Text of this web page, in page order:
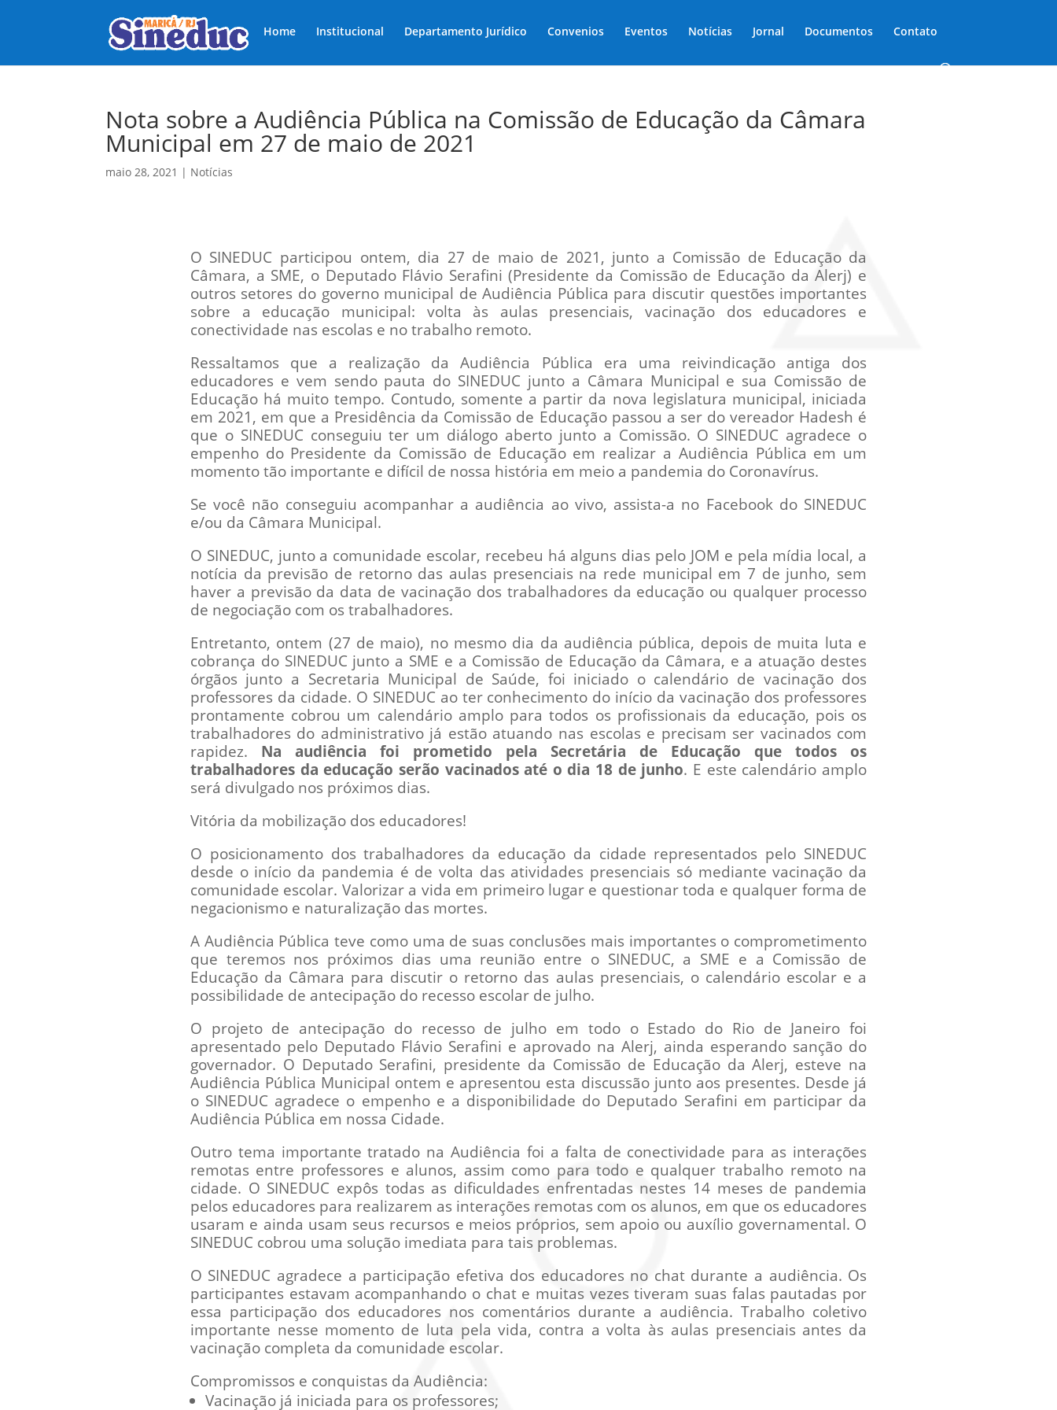
Home Institucional Departamento Jurídico Convenios Eventos Notícias Jornal Documentos Contato
Nota sobre a Audiência Pública na Comissão de Educação da Câmara
Municipal em 27 de maio de 2021
maio 28, 2021 | Notícias
O SINEDUC participou ontem, dia 27 de maio de 2021, junto a Comissão de Educação da
Câmara, a SME, o Deputado Flávio Serafini (Presidente da Comissão de Educação da Alerj) e
outros setores do governo municipal de Audiência Pública para discutir questões importantes
sobre a educação municipal: volta às aulas presenciais, vacinação dos educadores e
conectividade nas escolas e no trabalho remoto.
Ressaltamos que a realização da Audiência Pública era uma reivindicação antiga dos
educadores e vem sendo pauta do SINEDUC junto a Câmara Municipal e sua Comissão de
Educação há muito tempo. Contudo, somente a partir da nova legislatura municipal, iniciada
em 2021, em que a Presidência da Comissão de Educação passou a ser do vereador Hadesh é
que o SINEDUC conseguiu ter um diálogo aberto junto a Comissão. O SINEDUC agradece o
empenho do Presidente da Comissão de Educação em realizar a Audiência Pública em um
momento tão importante e difícil de nossa história em meio a pandemia do Coronavírus.
Se você não conseguiu acompanhar a audiência ao vivo, assista-a no Facebook do SINEDUC
e/ou da Câmara Municipal.
O SINEDUC, junto a comunidade escolar, recebeu há alguns dias pelo JOM e pela mídia local, a
notícia da previsão de retorno das aulas presenciais na rede municipal em 7 de junho, sem
haver a previsão da data de vacinação dos trabalhadores da educação ou qualquer processo
de negociação com os trabalhadores.
Entretanto, ontem (27 de maio), no mesmo dia da audiência pública, depois de muita luta e
cobrança do SINEDUC junto a SME e a Comissão de Educação da Câmara, e a atuação destes
órgãos junto a Secretaria Municipal de Saúde, foi iniciado o calendário de vacinação dos
professores da cidade. O SINEDUC ao ter conhecimento do início da vacinação dos professores
prontamente cobrou um calendário amplo para todos os profissionais da educação, pois os
trabalhadores do administrativo já estão atuando nas escolas e precisam ser vacinados com
rapidez. Na audiência foi prometido pela Secretária de Educação que todos os
trabalhadores da educação serão vacinados até o dia 18 de junho. E este calendário amplo
será divulgado nos próximos dias.
Vitória da mobilização dos educadores!
O posicionamento dos trabalhadores da educação da cidade representados pelo SINEDUC
desde o início da pandemia é de volta das atividades presenciais só mediante vacinação da
comunidade escolar. Valorizar a vida em primeiro lugar e questionar toda e qualquer forma de
negacionismo e naturalização das mortes.
A Audiência Pública teve como uma de suas conclusões mais importantes o comprometimento
que teremos nos próximos dias uma reunião entre o SINEDUC, a SME e a Comissão de
Educação da Câmara para discutir o retorno das aulas presenciais, o calendário escolar e a
possibilidade de antecipação do recesso escolar de julho.
O projeto de antecipação do recesso de julho em todo o Estado do Rio de Janeiro foi
apresentado pelo Deputado Flávio Serafini e aprovado na Alerj, ainda esperando sanção do
governador. O Deputado Serafini, presidente da Comissão de Educação da Alerj, esteve na
Audiência Pública Municipal ontem e apresentou esta discussão junto aos presentes. Desde já
o SINEDUC agradece o empenho e a disponibilidade do Deputado Serafini em participar da
Audiência Pública em nossa Cidade.
Outro tema importante tratado na Audiência foi a falta de conectividade para as interações
remotas entre professores e alunos, assim como para todo e qualquer trabalho remoto na
cidade. O SINEDUC expôs todas as dificuldades enfrentadas nestes 14 meses de pandemia
pelos educadores para realizarem as interações remotas com os alunos, em que os educadores
usaram e ainda usam seus recursos e meios próprios, sem apoio ou auxílio governamental. O
SINEDUC cobrou uma solução imediata para tais problemas.
O SINEDUC agradece a participação efetiva dos educadores no chat durante a audiência. Os
participantes estavam acompanhando o chat e muitas vezes tiveram suas falas pautadas por
essa participação dos educadores nos comentários durante a audiência. Trabalho coletivo
importante nesse momento de luta pela vida, contra a volta às aulas presenciais antes da
vacinação completa da comunidade escolar.
Compromissos e conquistas da Audiência:
Vacinação já iniciada para os professores;